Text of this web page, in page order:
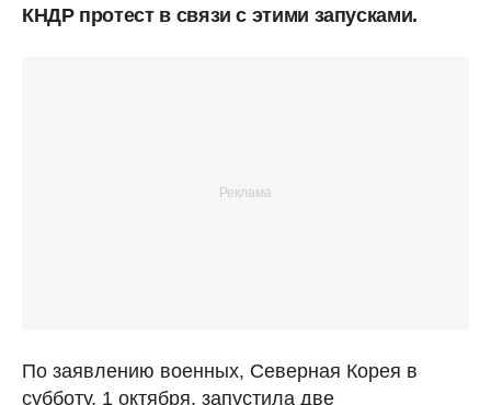
КНДР протест в связи с этими запусками.
По заявлению военных, Северная Корея в
субботу, 1 октября, запустила две